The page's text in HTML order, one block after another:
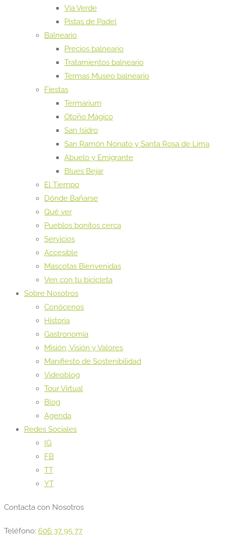
Vía Verde
Pistas de Padel
Balneario
Precios balneario
Tratamientos balneario
Termas Museo balneario
Fiestas
Termarium
Otoño Mágico
San Isidro
San Ramón Nonato y Santa Rosa de Lima
Abuelo y Emigrante
Blues Bejar
El Tiempo
Dónde Bañarse
Qué ver
Pueblos bonitos cerca
Servicios
Accesible
Mascotas Bienvenidas
Ven con tu bicicleta
Sobre Nosotros
Conócenos
Historia
Gastronomía
Misión, Visión y Valores
Manifiesto de Sostenibilidad
Videoblog
Tour Virtual
Blog
Agenda
Redes Sociales
IG
FB
TT
YT
Contacta con Nosotros
Teléfono: 606 37 95 77